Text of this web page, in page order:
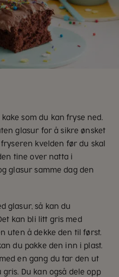
som du kan fryse ned.
glasur for å sikre ønsket
fryseren kvelden før du skal
tine over natta i
glasur samme dag den
glasur, så kan du
kan bli litt gris med
uten å dekke den til først.
du pakke den inn i plast.
en gang du tar den ut
Du kan også dele opp